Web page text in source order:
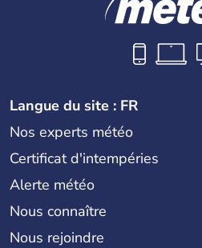
Langue du site : FR
Nos experts météo
Certificat d'intempéries
Alerte météo
Nous connaître
Nous rejoindre